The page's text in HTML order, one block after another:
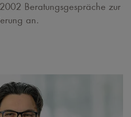
Beratungsgespräche zur
an.